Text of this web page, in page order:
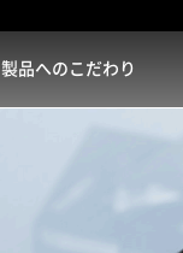
製品へのこだわり